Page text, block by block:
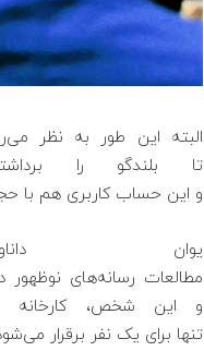
البته این طور به نظر
تا بلندگو را
و این حساب کاربری هم با
یوان
مطالعات رسانه‌های
و این شخص، کارخانه
تنها برای یک نفر برقرار